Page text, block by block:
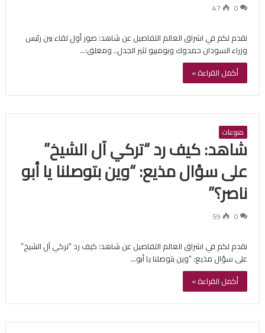
0
47
نقدم لكم في اشراق العالم التفاصيل عن شاهد: صور أول لقاء بين رئيس
وزراء السودان حمدوك وبومبيو تثير الجدل.. ومعلق:…
أكمل القراءة »
منوعات
شاهد: كيف رد “تركي آل الشيخ”
على سؤال مذيع: “وين بتوصلنا يا أبو
ناصر؟”
0
59
نقدم لكم في اشراق العالم التفاصيل عن شاهد: كيف رد “تركي آل الشيخ”
على سؤال مذيع: “وين بتوصلنا يا أبو…
أكمل القراءة »